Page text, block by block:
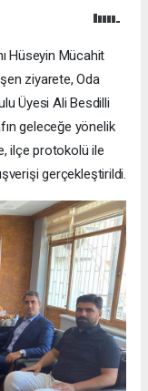
Hüseyin Mücahit
ziyarete, Oda
Üyesi Ali Besdilli
geleceğe yönelik
ilçe protokolü ile
gerçekleştirildi.